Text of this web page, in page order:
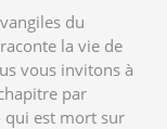
du
la vie de
vous invitons à
par
qui est mort sur